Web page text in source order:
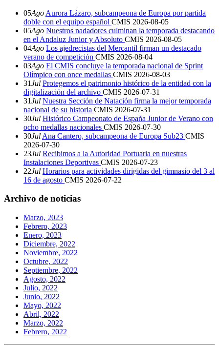
05Ago Aurora Lázaro, subcampeona de Europa por partida
doble con el equipo español CMIS 2026-08-05
05Ago Nuestros nadadores culminan la temporada destacando
en el Andaluz Junior y Absoluto CMIS 2026-08-05
04Ago Los ajedrecistas del Mercantil firman un destacado
verano de competición CMIS 2026-08-04
03Ago El CMIS concluye la temporada nacional de Sprint
Olímpico con once medallas CMIS 2026-08-03
31Jul Protegemos el patrimonio histórico de la entidad con la
digitalización del archivo CMIS 2026-07-31
31Jul Nuestra Sección de Natación firma la mejor temporada
nacional de su historia CMIS 2026-07-31
30Jul Histórico Campeonato de España Junior de Verano con
ocho medallas nacionales CMIS 2026-07-30
30Jul Ana Cantero, subcampeona de Europa Sub23 CMIS
2026-07-30
23Jul Recibimos a la Autoridad Portuaria en nuestras
Instalaciones Deportivas CMIS 2026-07-23
22Jul Horarios para actividades dirigidas del gimnasio del 3 al
16 de agosto CMIS 2026-07-22
Archivo de noticias
Marzo, 2023
Febrero, 2023
Enero, 2023
Diciembre, 2022
Noviembre, 2022
Octubre, 2022
Septiembre, 2022
Agosto, 2022
Julio, 2022
Junio, 2022
Mayo, 2022
Abril, 2022
Marzo, 2022
Febrero, 2022